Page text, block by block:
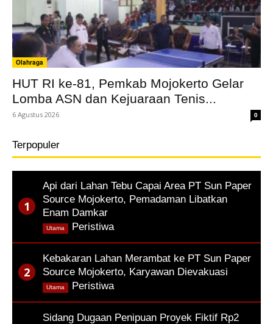
Olahraga
HUT RI ke-81, Pemkab Mojokerto Gelar
Lomba ASN dan Kejuaraan Tenis...
6 Agustus 2026 0
Terpopuler
Api dari Lahan Tebu Capai Area PT Sun Paper
Source Mojokerto, Pemadaman Libatkan
Enam Damkar
Peristiwa
Utama
Kebakaran Lahan Merambat ke PT Sun Paper
Source Mojokerto, Karyawan Dievakuasi
Peristiwa
Utama
Sidang Dugaan Penipuan Proyek Fiktif Rp2